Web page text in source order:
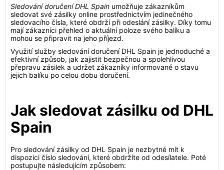
Sledování doručení DHL Spain umožňuje zákazníkům
sledovat své zásilky online prostřednictvím jedinečného
sledovacího čísla, které obdrží při odeslání zásilky. Díky tomu
mají zákazníci přehled o aktuální poloze svého balíku a
mohou se připravit na jeho příjezd.
Využití služby sledování doručení DHL Spain je jednoduché a
efektivní způsob, jak zajistit bezpečnou a spolehlivou
přepravu zásilek a udržet zákazníky informované o stavu
jejich balíku po celou dobu doručení.
Jak sledovat zásilku od DHL
Spain
Pro sledování zásilky od DHL Spain je nezbytné mít k
dispozici číslo sledování, které obdržíte od odesílatele. Poté
postupujte následujícím způsobem: